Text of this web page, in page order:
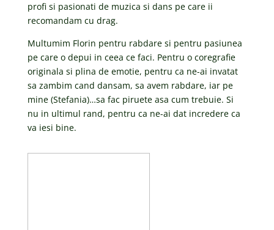
profi si pasionati de muzica si dans pe care ii
recomandam cu drag.
Multumim Florin pentru rabdare si pentru pasiunea
pe care o depui in ceea ce faci. Pentru o coregrafie
originala si plina de emotie, pentru ca ne-ai invatat
sa zambim cand dansam, sa avem rabdare, iar pe
mine (Stefania)…sa fac piruete asa cum trebuie. Si
nu in ultimul rand, pentru ca ne-ai dat incredere ca
va iesi bine.